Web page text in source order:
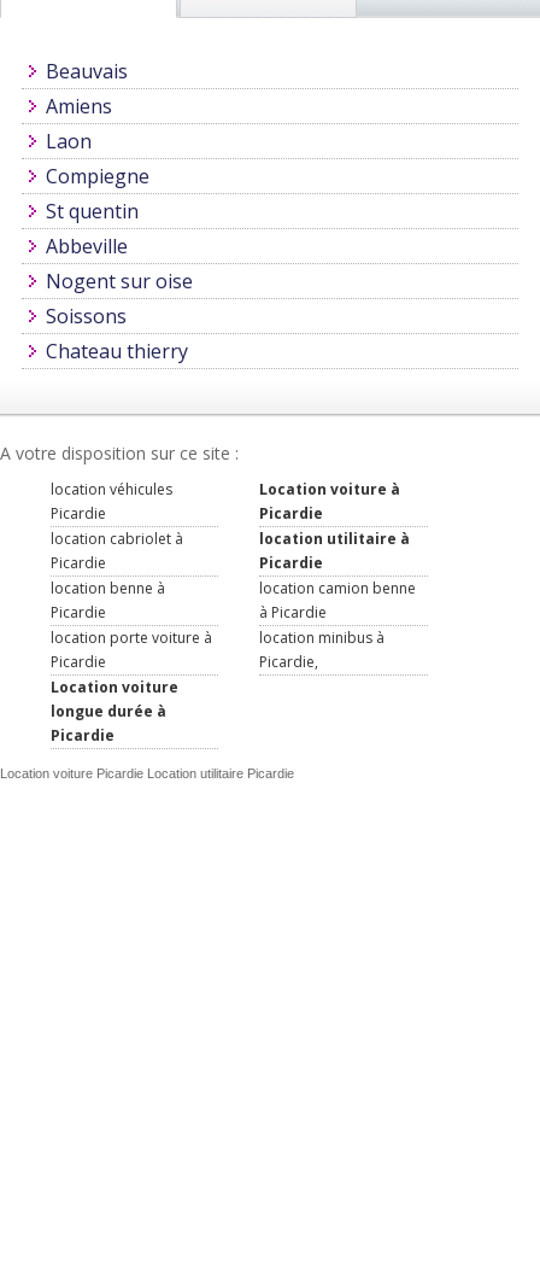
Beauvais
Amiens
Laon
Compiegne
St quentin
Abbeville
Nogent sur oise
Soissons
Chateau thierry
A votre disposition sur ce site :
location véhicules
Picardie
Location voiture à
Picardie
location cabriolet à
Picardie
location utilitaire à
Picardie
location benne à
Picardie
location camion benne
à Picardie
location porte voiture à
Picardie
location minibus à
Picardie,
Location voiture
longue durée à
Picardie
Location voiture Picardie Location utilitaire Picardie